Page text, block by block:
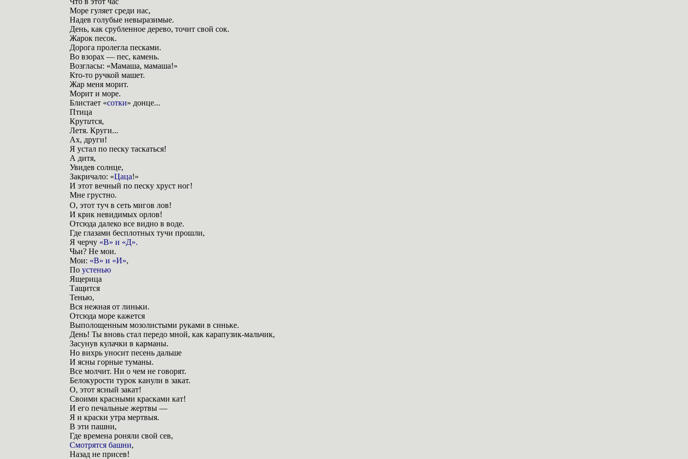
Море гуляет среди нас,
Надев голубые невыразимые.
День, как срубленное дерево, точит свой сок.
Жарок песок.
Дорога пролегла песками.
Во взорах — пес, камень.
Возгласы: «Мамаша, мамаша!»
Кто-то ручкой машет.
Жар меня морит.
Морит и море.
Блистает «сотки» донце...
Птица
Крутится,
Летя. Круги...
Ах, други!
Я устал по песку таскаться!
А дитя,
Увидев солнце,
Закричало: «Цаца!»
И этот вечный по песку хруст ног!
Мне грустно.
О, этот туч в сеть мигов лов!
И крик невидимых орлов!
Отсюда далеко все видно в воде.
Где глазами бесплотных тучи прошли,
Я черчу «В» и «Д».
Чьи? Не мои.
Мои: «В» и «И»,
По устенью
Ящерица
Тащится
Тенью,
Вся нежная от линьки.
Отсюда море кажется
Выполощенным мозолистыми руками в синьке.
День! Ты вновь стал передо мной, как карапузик-мальчик,
Засунув кулачки в карманы.
Но вихрь уносит песень дальше
И ясны горные туманы.
Все молчит. Ни о чем не говорят.
Белокурости турок канули в закат.
О, этот ясный закат!
Своими красными красками кат!
И его печальные жертвы —
Я и краски утра мертвыя.
В эти пашни,
Где времена роняли свой сев,
Смотрятся башни,
Назад не присев!